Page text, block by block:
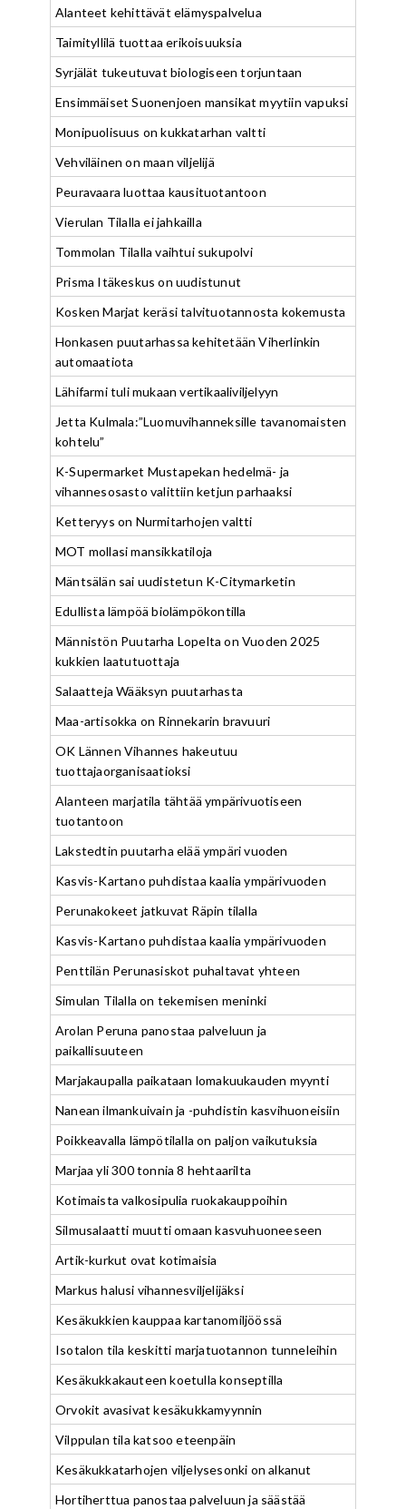
Alanteet kehittävät elämyspalvelua
Taimityllilä tuottaa erikoisuuksia
Syrjälät tukeutuvat biologiseen torjuntaan
Ensimmäiset Suonenjoen mansikat myytiin vapuksi
Monipuolisuus on kukkatarhan valtti
Vehviläinen on maan viljelijä
Peuravaara luottaa kausituotantoon
Vierulan Tilalla ei jahkailla
Tommolan Tilalla vaihtui sukupolvi
Prisma Itäkeskus on uudistunut
Kosken Marjat keräsi talvituotannosta kokemusta
Honkasen puutarhassa kehitetään Viherlinkin
automaatiota
Lähifarmi tuli mukaan vertikaaliviljelyyn
Jetta Kulmala:”Luomuvihanneksille tavanomaisten
kohtelu”
K-Supermarket Mustapekan hedelmä- ja
vihannesosasto valittiin ketjun parhaaksi
Ketteryys on Nurmitarhojen valtti
MOT mollasi mansikkatiloja
Mäntsälän sai uudistetun K-Citymarketin
Edullista lämpöä biolämpökontilla
Männistön Puutarha Lopelta on Vuoden 2025
kukkien laatutuottaja
Salaatteja Wääksyn puutarhasta
Maa-artisokka on Rinnekarin bravuuri
OK Lännen Vihannes hakeutuu
tuottajaorganisaatioksi
Alanteen marjatila tähtää ympärivuotiseen
tuotantoon
Lakstedtin puutarha elää ympäri vuoden
Kasvis-Kartano puhdistaa kaalia ympärivuoden
Perunakokeet jatkuvat Räpin tilalla
Kasvis-Kartano puhdistaa kaalia ympärivuoden
Penttilän Perunasiskot puhaltavat yhteen
Simulan Tilalla on tekemisen meninki
Arolan Peruna panostaa palveluun ja
paikallisuuteen
Marjakaupalla paikataan lomakuukauden myynti
Nanean ilmankuivain ja -puhdistin kasvihuoneisiin
Poikkeavalla lämpötilalla on paljon vaikutuksia
Marjaa yli 300 tonnia 8 hehtaarilta
Kotimaista valkosipulia ruokakauppoihin
Silmusalaatti muutti omaan kasvuhuoneeseen
Artik-kurkut ovat kotimaisia
Markus halusi vihannesviljelijäksi
Kesäkukkien kauppaa kartanomiljöössä
Isotalon tila keskitti marjatuotannon tunneleihin
Kesäkukkakauteen koetulla konseptilla
Orvokit avasivat kesäkukkamyynnin
Vilppulan tila katsoo eteenpäin
Kesäkukkatarhojen viljelysesonki on alkanut
Hortiherttua panostaa palveluun ja säästää